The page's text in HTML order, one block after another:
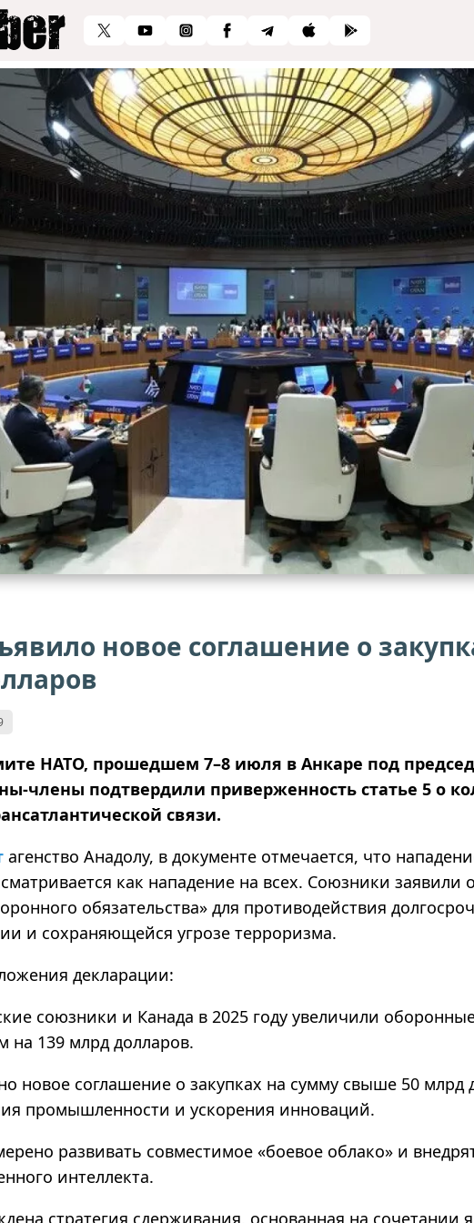
новое соглашение о
НАТО, прошедшем 7–8 июля в Анкаре под
подтвердили приверженность статье 5 о
связи.
агенство Анадолу, в документе отмечается, что
как нападение на всех. Союзники заявили
обязательства» для противодействия
и сохраняющейся угрозе терроризма.
декларации:
союзники и Канада в 2025 году увеличили
на 139 млрд долларов.
новое соглашение о закупках на сумму свыше 50 млрд
промышленности и ускорения инноваций.
развивать совместимое «боевое облако» и
интеллекта.
стратегия сдерживания, основанная на сочетании